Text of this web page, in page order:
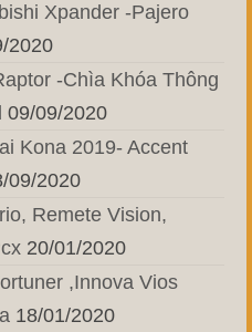
Xpander -Pajero
2020
-Chìa Khóa Thông
09/09/2020
Kona 2019- Accent
09/2020
Remete Vision,
20/01/2020
,Innova Vios
18/01/2020